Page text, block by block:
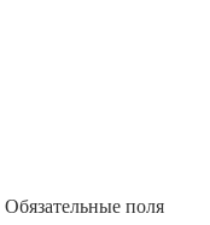
Обязательные поля